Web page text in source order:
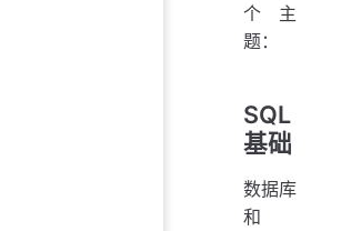
个主
题：
SQL
基础
数据库
和